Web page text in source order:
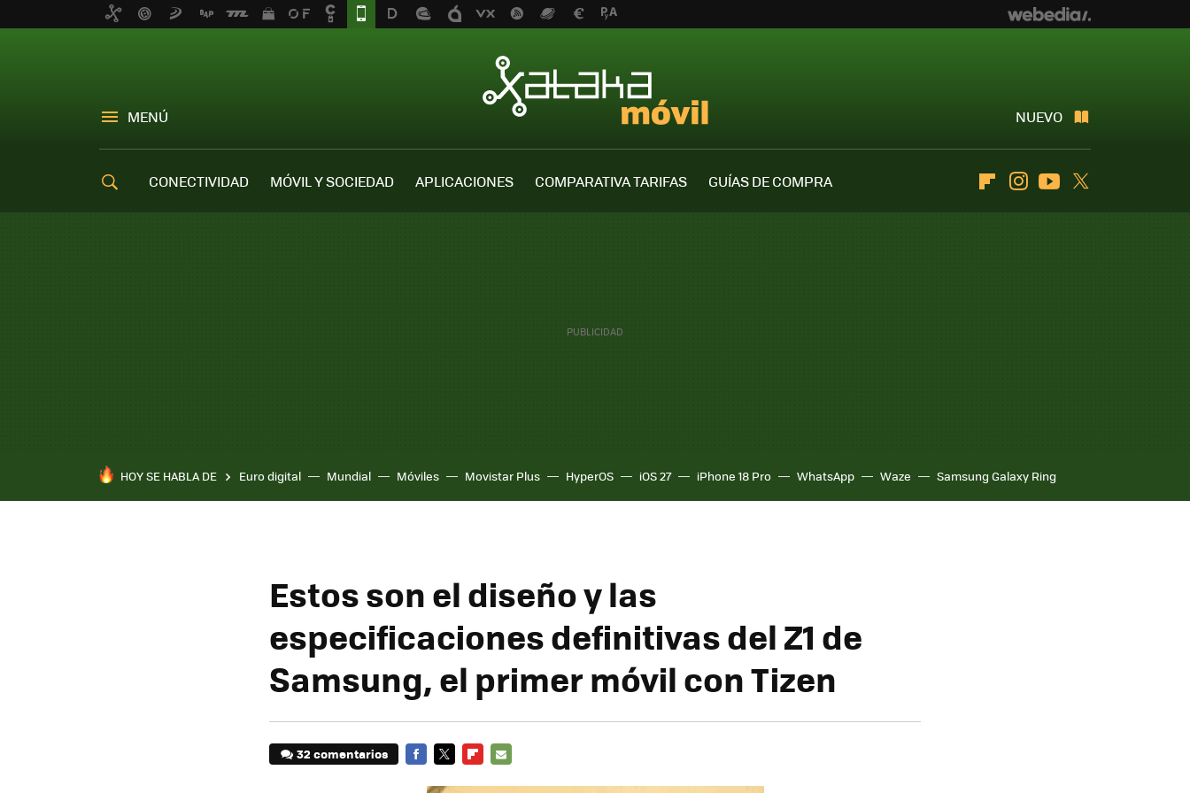
MENÚ NUEVO
CONECTIVIDAD MÓVIL Y SOCIEDAD APLICACIONES COMPARATIVA TARIFAS
GUÍAS DE COMPRA
FlipboardInstagramYoutube
HOY SE HABLA DE Euro digital Mundial Móviles Movistar Plus HyperOS iOS 27 iPhone 18 Pro WhatsApp Waze Samsung Galaxy Ring
Estos son el diseño y las
especificaciones definitivas del Z1 de
Samsung, el primer móvil con Tizen
32 comentarios